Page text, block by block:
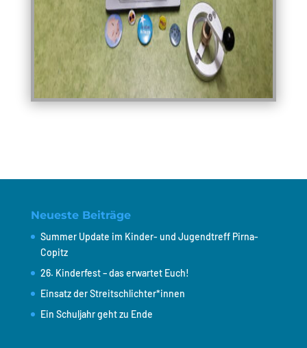
Neueste Beiträge
Summer Update im Kinder- und Jugendtreff Pirna-
Copitz
26. Kinderfest – das erwartet Euch!
Einsatz der Streitschlichter*innen
Ein Schuljahr geht zu Ende